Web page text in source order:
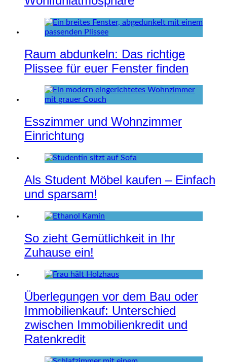
Raum abdunkeln: Das richtige
Plissee für euer Fenster finden
Esszimmer und Wohnzimmer
Einrichtung
Als Student Möbel kaufen – Einfach
und sparsam!
So zieht Gemütlichkeit in Ihr
Zuhause ein!
Überlegungen vor dem Bau oder
Immobilienkauf: Unterschied
zwischen Immobilienkredit und
Ratenkredit